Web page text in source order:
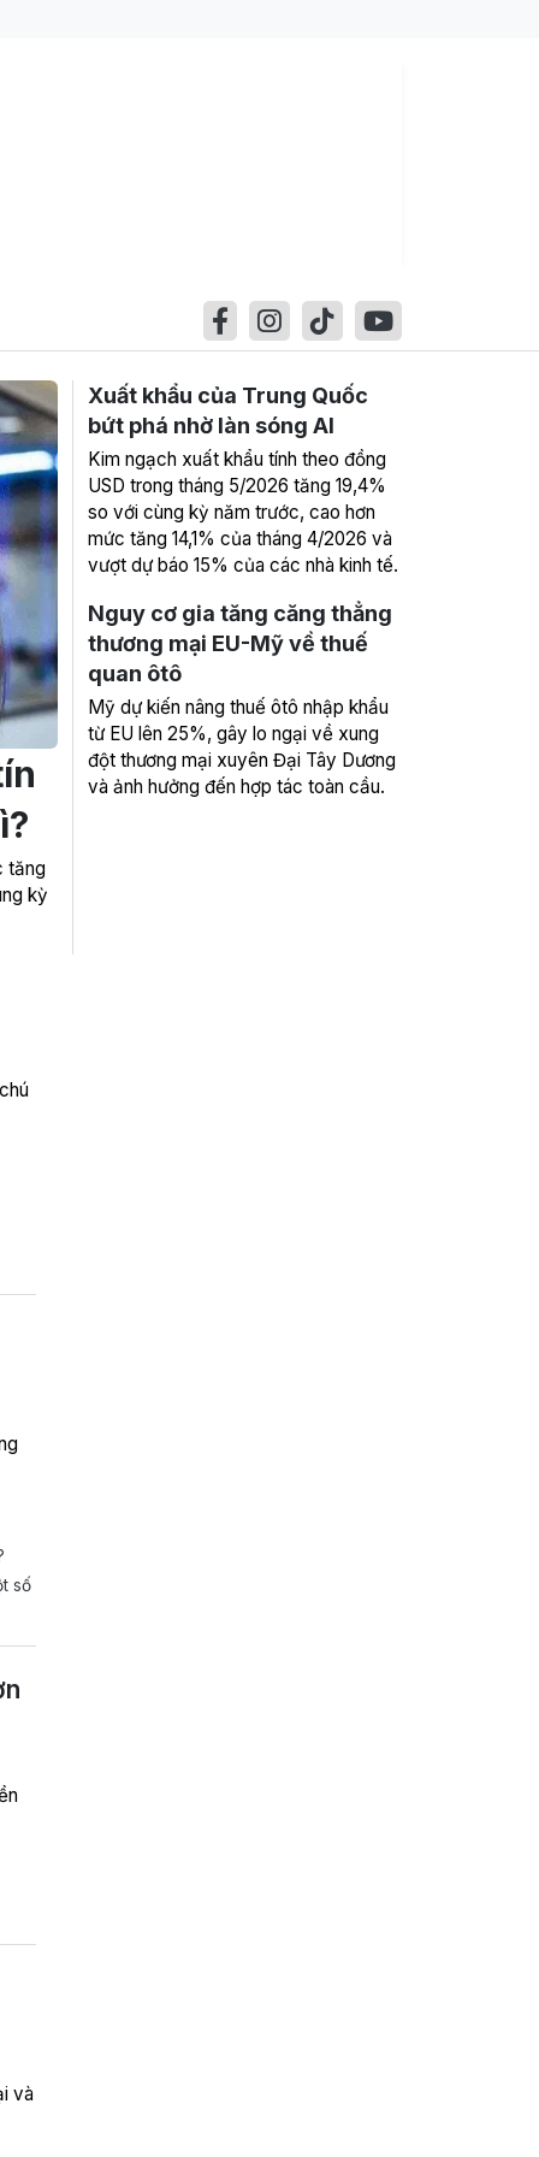
tăng
kỳ
Xuất khẩu của Trung Quốc
bứt phá nhờ làn sóng AI
Kim ngạch xuất khẩu tính theo đồng
USD trong tháng 5/2026 tăng 19,4%
so với cùng kỳ năm trước, cao hơn
mức tăng 14,1% của tháng 4/2026 và
vượt dự báo 15% của các nhà kinh tế.
Nguy cơ gia tăng căng thẳng
thương mại EU-Mỹ về thuế
quan ôtô
Mỹ dự kiến nâng thuế ôtô nhập khẩu
từ EU lên 25%, gây lo ngại về xung
đột thương mại xuyên Đại Tây Dương
và ảnh hưởng đến hợp tác toàn cầu.
số
và